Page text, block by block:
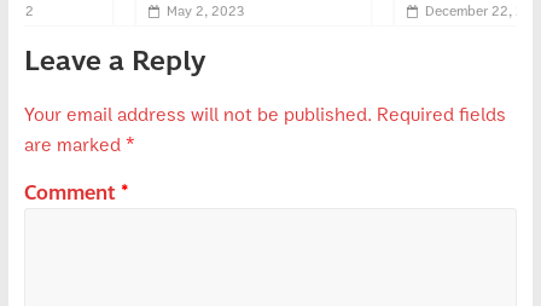
May 2, 2023 December 22, 2022
Leave a Reply
Your email address will not be published. Required fields
are marked *
Comment *